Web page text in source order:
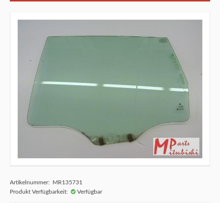
Artikelnummer: MR135731
Produkt Verfügbarkeit:
Verfügbar